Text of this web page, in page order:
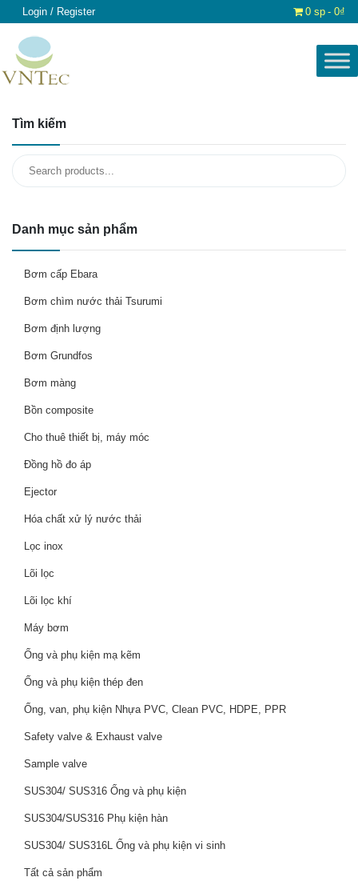
Login / Register 0 sp 0₫
Tìm kiếm
Search
for:
Danh mục sản phẩm
Bơm cấp Ebara
Bơm chìm nước thải Tsurumi
Bơm định lượng
Bơm Grundfos
Bơm màng
Bồn composite
Cho thuê thiết bị, máy móc
Đồng hồ đo áp
Ejector
Hóa chất xử lý nước thải
Lọc inox
Lõi lọc
Lõi lọc khí
Máy bơm
Ống và phụ kiện mạ kẽm
Ống và phụ kiện thép đen
Ống, van, phụ kiện Nhựa PVC, Clean PVC, HDPE, PPR
Safety valve & Exhaust valve
Sample valve
SUS304/ SUS316 Ống và phụ kiện
SUS304/SUS316 Phụ kiện hàn
SUS304/ SUS316L Ống và phụ kiện vi sinh
Tất cả sản phẩm